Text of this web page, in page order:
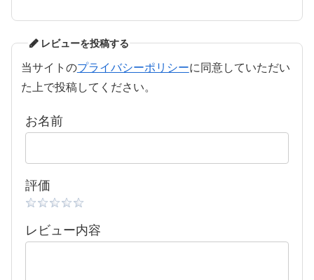
レビューを投稿する
当サイトのプライバシーポリシーに同意していただい
た上で投稿してください。
お名前
評価
レビュー内容